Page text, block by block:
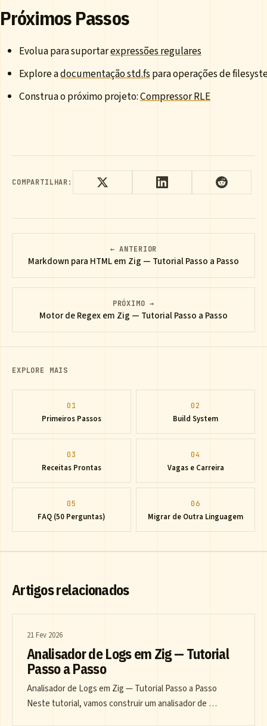
Próximos Passos
Evolua para suportarexpressões regulares
Explore adocumentação std.fspara operações de
Construa o próximo projeto:Compressor RLE
COMPARTILHAR:
← ANTERIOR
Markdown para HTML em Zig — Tutorial Passo a Passo
PRÓXIMO →
Motor de Regex em Zig — Tutorial Passo a Passo
EXPLORE MAIS
01
Primeiros Passos
02
Build System
03
Receitas Prontas
04
Vagas e Carreira
05
FAQ (50 Perguntas)
06
Migrar de Outra Linguagem
Artigos relacionados
21 Fev 2026
Analisador de Logs em Zig — Tutorial
Passo a Passo
Analisador de Logs em Zig — Tutorial Passo a Passo
Neste tutorial, vamos construir um analisador de …